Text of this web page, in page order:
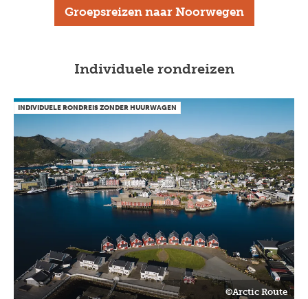
Groepsreizen naar Noorwegen
Individuele rondreizen
©Arctic Route
INDIVIDUELE RONDREIS ZONDER HUURWAGEN